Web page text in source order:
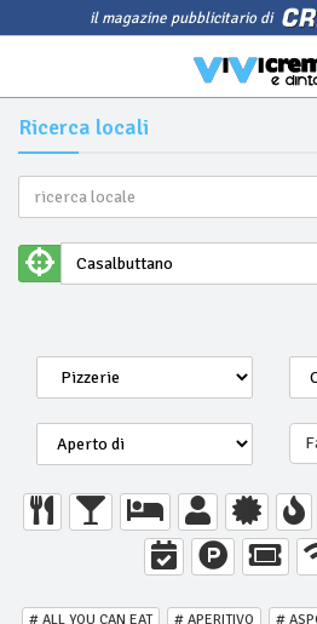
il magazine pubblicitario di
Ricerca locali
# ALL YOU CAN EAT # APERITIVO #